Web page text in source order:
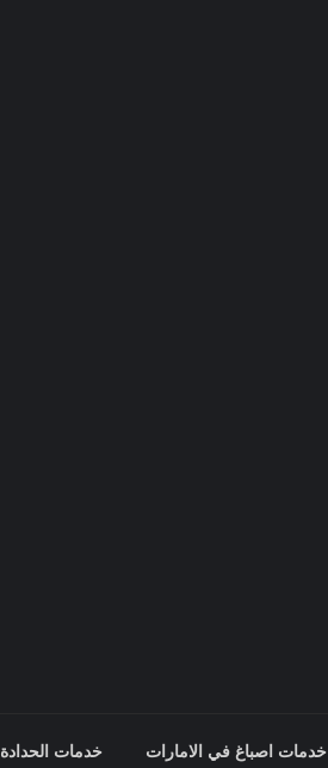
خدمات اصباغ في الامارات خدمات الحدادة